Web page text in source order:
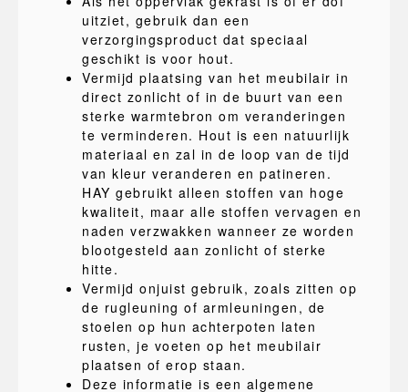
uitziet, gebruik dan een
verzorgingsproduct dat speciaal
geschikt is voor hout.
Vermijd plaatsing van het meubilair in
direct zonlicht of in de buurt van een
sterke warmtebron om veranderingen
te verminderen. Hout is een natuurlijk
materiaal en zal in de loop van de tijd
van kleur veranderen en patineren.
HAY gebruikt alleen stoffen van hoge
kwaliteit, maar alle stoffen vervagen en
naden verzwakken wanneer ze worden
blootgesteld aan zonlicht of sterke
hitte.
Vermijd onjuist gebruik, zoals zitten op
de rugleuning of armleuningen, de
stoelen op hun achterpoten laten
rusten, je voeten op het meubilair
plaatsen of erop staan.
Deze informatie is een algemene